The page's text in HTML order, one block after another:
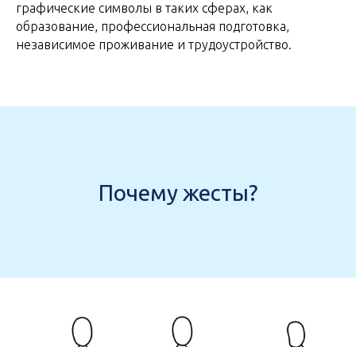
графические символы в таких сферах, как
образование, профессиональная подготовка,
независимое проживание и трудоустройство.
Почему жесты?